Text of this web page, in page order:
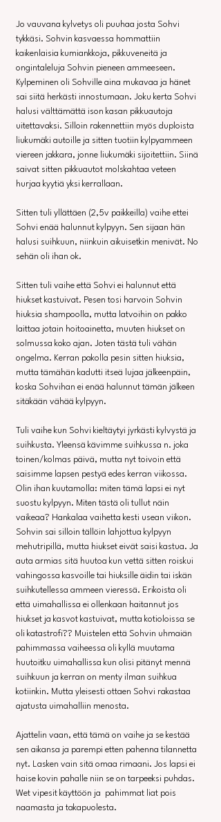
Jo vauvana kylvetys oli puuhaa josta Sohvi
tykkäsi. Sohvin kasvaessa hommattiin
kaikenlaisia kumiankkoja, pikkuveneitä ja
ongintaleluja Sohvin pieneen ammeeseen.
Kylpeminen oli Sohville aina mukavaa ja hänet
sai siitä herkästi innostumaan. Joku kerta Sohvi
halusi välttämättä ison kasan pikkuautoja
uitettavaksi. Silloin rakennettiin myös duploista
liukumäki autoille ja sitten tuotiin kylpyammeen
viereen jakkara, jonne liukumäki sijoitettiin. Siinä
saivat sitten pikkuautot molskahtaa veteen
hurjaa kyytiä yksi kerrallaan.
Sitten tuli yllättäen (2,5v paikkeilla) vaihe ettei
Sohvi enää halunnut kylpyyn. Sen sijaan hän
halusi suihkuun, niinkuin aikuisetkin menivät. No
sehän oli ihan ok.
Sitten tuli vaihe että Sohvi ei halunnut että
hiukset kastuivat. Pesen tosi harvoin Sohvin
hiuksia shampoolla, mutta latvoihin on pakko
laittaa jotain hoitoainetta, muuten hiukset on
solmussa koko ajan. Joten tästä tuli vähän
ongelma. Kerran pakolla pesin sitten hiuksia,
mutta tämähän kadutti itseä lujaa jälkeenpäin,
koska Sohvihan ei enää halunnut tämän jälkeen
sitäkään vähää kylpyyn.
Tuli vaihe kun Sohvi kieltäytyi jyrkästi kylvystä ja
suihkusta. Yleensä kävimme suihkussa n. joka
toinen/kolmas päivä, mutta nyt toivoin että
saisimme lapsen pestyä edes kerran viikossa.
Olin ihan kuutamolla: miten tämä lapsi ei nyt
suostu kylpyyn. Miten tästä oli tullut näin
vaikeaa? Hankalaa vaihetta kesti usean viikon.
Sohvin sai silloin tällöin lahjottua kylpyyn
mehutripillä, mutta hiukset eivät saisi kastua. Ja
auta armias sitä huutoa kun vettä sitten roiskui
vahingossa kasvoille tai hiuksille äidin tai iskän
suihkutellessa ammeen vieressä. Erikoista oli
että uimahallissa ei ollenkaan haitannut jos
hiukset ja kasvot kastuivat, mutta kotioloissa se
oli katastrofi?? Muistelen että Sohvin uhmaiän
pahimmassa vaiheessa oli kyllä muutama
huutoitku uimahallissa kun olisi pitänyt mennä
suihkuun ja kerran on menty ilman suihkua
kotiinkin. Mutta yleisesti ottaen Sohvi rakastaa
ajatusta uimahalliin menosta.
Ajattelin vaan, että tämä on vaihe ja se kestää
sen aikansa ja parempi etten pahenna tilannetta
nyt. Lasken vain sitä omaa rimaani. Jos lapsi ei
haise kovin pahalle niin se on tarpeeksi puhdas.
Wet vipesit käyttöön ja  pahimmat liat pois
naamasta ja takapuolesta.